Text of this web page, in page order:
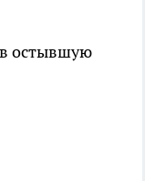
остывшую